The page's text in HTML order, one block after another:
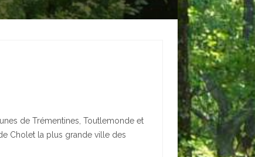
de Trémentines, Toutlemonde et
Cholet la plus grande ville des